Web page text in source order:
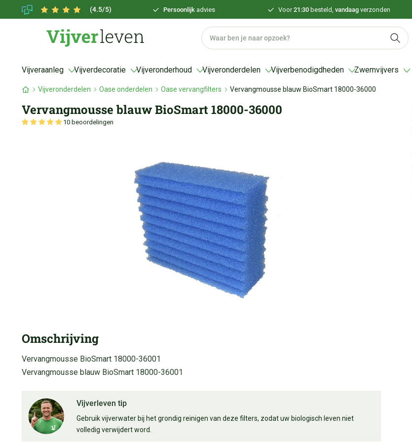
(4.5/5) Persoonlijk advies Voor21:30 besteld,vandaagverzonden
Vijveraanleg Vijverdecoratie Vijveronderhoud Vijveronderdelen Vijverbenodigdheden Zwemvijvers
Vijveronderdelen Oase onderdelen Oase vervangfilters Vervangmousse blauw BioSmart 18000-36000
Vervangmousse blauw BioSmart 18000-36000
10 beoordelingen
Omschrijving
Vervangmousse BioSmart 18000-36001
Vervangmousse blauw BioSmart 18000-36001
Vijverleven tip
Gebruik vijverwater bij het grondig reinigen van deze filters, zodat uw biologisch leven niet
volledig verwijdert word.